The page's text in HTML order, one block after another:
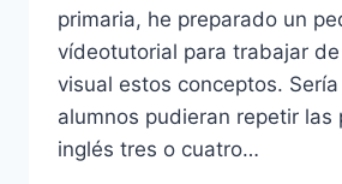
primaria, he preparado un
vídeotutorial para trabajar
visual estos conceptos.
alumnos pudieran repetir las
inglés tres o cuatro…